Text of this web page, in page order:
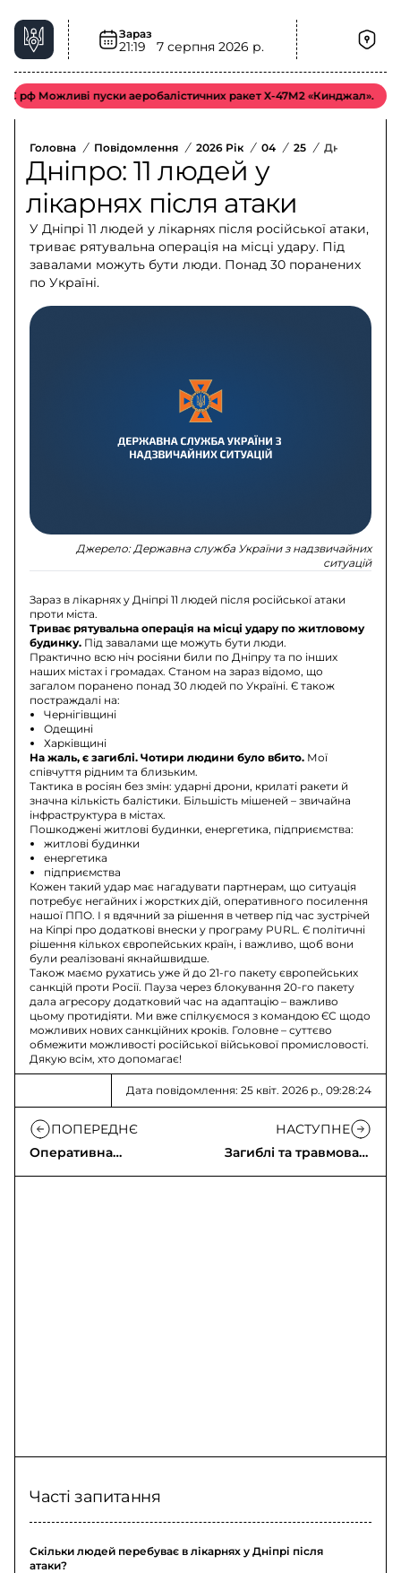
Зараз
21:19 7 серпня 2026 р.
пуски аеробалістичних ракет Х-47М2 «Кинджал».
Головна / Повідомлення / 2026 Рік / 04 / 25 / Дніпро: 11
Дніпро: 11 людей у
лікарнях після атаки
У Дніпрі 11 людей у лікарнях після російської атаки,
триває рятувальна операція на місці удару. Під
завалами можуть бути люди. Понад 30 поранених
по Україні.
Джерело: Державна служба України з надзвичайних
ситуацій
Зараз в лікарнях у Дніпрі 11 людей після російської атаки
проти міста.
Триває рятувальна операція на місці удару по житловому
будинку. Під завалами ще можуть бути люди.
Практично всю ніч росіяни били по Дніпру та по інших
наших містах і громадах. Станом на зараз відомо, що
загалом поранено понад 30 людей по Україні. Є також
постраждалі на:
Чернігівщині
Одещині
Харківщині
На жаль, є загиблі. Чотири людини було вбито. Мої
співчуття рідним та близьким.
Тактика в росіян без змін: ударні дрони, крилаті ракети й
значна кількість балістики. Більшість мішеней – звичайна
інфраструктура в містах.
Пошкоджені житлові будинки, енергетика, підприємства:
житлові будинки
енергетика
підприємства
Кожен такий удар має нагадувати партнерам, що ситуація
потребує негайних і жорстких дій, оперативного посилення
нашої ППО. І я вдячний за рішення в четвер під час зустрічей
на Кіпрі про додаткові внески у програму PURL. Є політичні
рішення кількох європейських країн, і важливо, щоб вони
були реалізовані якнайшвидше.
Також маємо рухатись уже й до 21-го пакету європейських
санкцій проти Росії. Пауза через блокування 20-го пакету
дала агресору додатковий час на адаптацію – важливо
цьому протидіяти. Ми вже спілкуємося з командою ЄС щодо
можливих нових санкційних кроків. Головне – суттєво
обмежити можливості російської військової промисловості.
Дякую всім, хто допомагає!
Дата повідомлення: 25 квіт. 2026 р., 09:28:24
ПОПЕРЕДНЄ
Оперативна
інформація щодо
НАСТУПНЕ
Загиблі та травмовані
після нічної атаки РФ
Часті запитання
Скільки людей перебуває в лікарнях у Дніпрі після
атаки?